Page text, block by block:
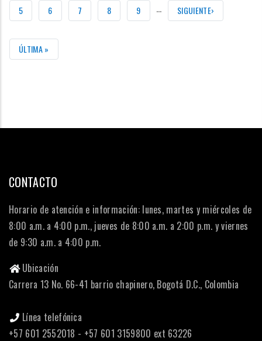
PÁGINA
5 PÁGINA
6 PÁGINA
7 PÁGINA
8 PÁGINA
9 …
SIGUIENTE
SIGUIENTE›
ÚLTIMA
ÚLTIMA »
CONTACTO
Horario de atención e información: lunes, martes y miércoles de
8:00 a.m. a 4:00 p.m., jueves de 8:00 a.m. a 2:00 p.m. y viernes
de 9:30 a.m. a 4:00 p.m.
Ubicación
Carrera 13 No. 66-41 barrio chapinero, Bogotá D.C., Colombia
Línea telefónica
+57 601 2552018 - +57 601 3159800 ext 63226